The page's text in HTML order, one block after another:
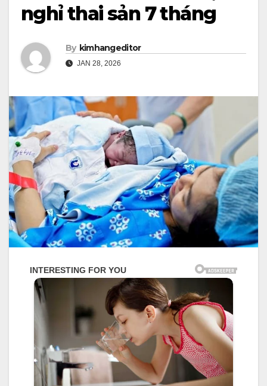
nghỉ thai sản 7 tháng
By kimhangeditor
JAN 28, 2026